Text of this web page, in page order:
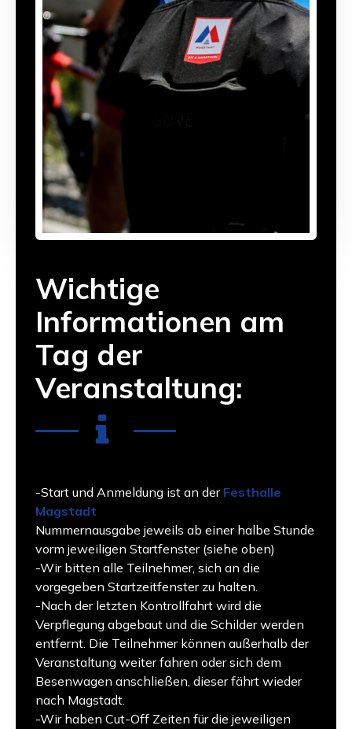
Wichtige
Informationen am
Tag der
Veranstaltung:
-Start und Anmeldung ist an der Festhalle
Magstadt
Nummernausgabe jeweils ab einer halbe Stunde
vorm jeweiligen Startfenster (siehe oben)
-Wir bitten alle Teilnehmer, sich an die
vorgegeben Startzeitfenster zu halten.
-Nach der letzten Kontrollfahrt wird die
Verpflegung abgebaut und die Schilder werden
entfernt. Die Teilnehmer können außerhalb der
Veranstaltung weiter fahren oder sich dem
Besenwagen anschließen, dieser fährt wieder
nach Magstadt.
-Wir haben Cut-Off Zeiten für die jeweiligen